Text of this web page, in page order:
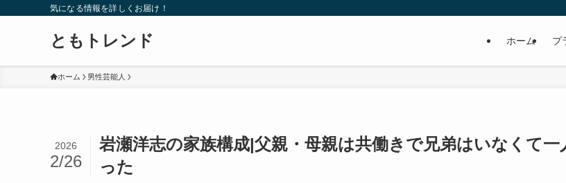
気になる情報を詳しくお届け！
ともトレンド ホーム プ
ホーム 男性芸能人
岩瀬洋志の家族構成|父親・母親は共働きで兄弟はいなくて一
った
2026
2/26